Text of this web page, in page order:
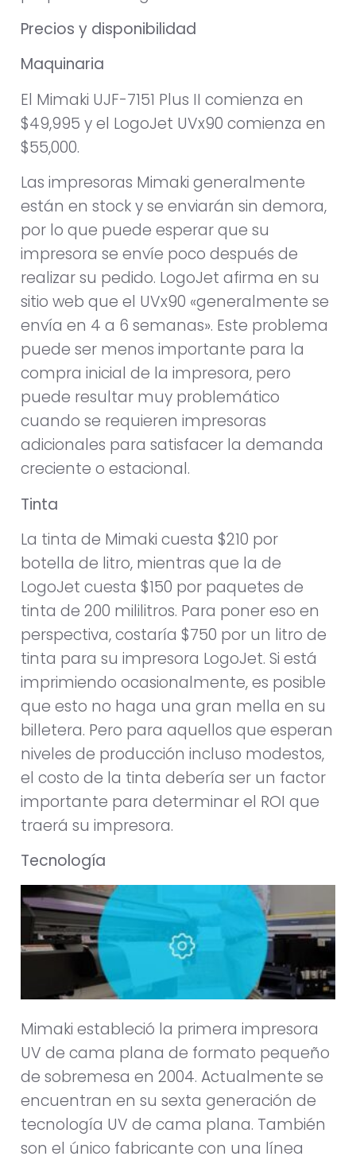
Precios y disponibilidad
Maquinaria
El Mimaki UJF-7151 Plus II comienza en
$49,995 y el LogoJet UVx90 comienza en
$55,000.
Las impresoras Mimaki generalmente
están en stock y se enviarán sin demora,
por lo que puede esperar que su
impresora se envíe poco después de
realizar su pedido. LogoJet afirma en su
sitio web que el UVx90 «generalmente se
envía en 4 a 6 semanas». Este problema
puede ser menos importante para la
compra inicial de la impresora, pero
puede resultar muy problemático
cuando se requieren impresoras
adicionales para satisfacer la demanda
creciente o estacional.
Tinta
La tinta de Mimaki cuesta $210 por
botella de litro, mientras que la de
LogoJet cuesta $150 por paquetes de
tinta de 200 mililitros. Para poner eso en
perspectiva, costaría $750 por un litro de
tinta para su impresora LogoJet. Si está
imprimiendo ocasionalmente, es posible
que esto no haga una gran mella en su
billetera. Pero para aquellos que esperan
niveles de producción incluso modestos,
el costo de la tinta debería ser un factor
importante para determinar el ROI que
traerá su impresora.
Tecnología
Mimaki estableció la primera impresora
UV de cama plana de formato pequeño
de sobremesa en 2004. Actualmente se
encuentran en su sexta generación de
tecnología UV de cama plana. También
son el único fabricante con una línea